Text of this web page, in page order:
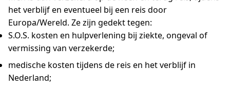
het verblijf en eventueel bij een reis door
Europa/Wereld. Ze zijn gedekt tegen:
S.O.S. kosten en hulpverlening bij ziekte, ongeval of
vermissing van verzekerde;
medische kosten tijdens de reis en het verblijf in
Nederland;